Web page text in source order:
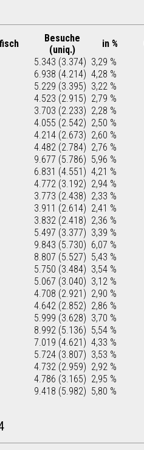
Besuche
(uniq.)
in %
5.343 (3.374) 3,29 %
6.938 (4.214) 4,28 %
5.229 (3.395) 3,22 %
4.523 (2.915) 2,79 %
3.703 (2.233) 2,28 %
4.055 (2.542) 2,50 %
4.214 (2.673) 2,60 %
4.482 (2.784) 2,76 %
9.677 (5.786) 5,96 %
6.831 (4.551) 4,21 %
4.772 (3.192) 2,94 %
3.773 (2.438) 2,33 %
3.911 (2.614) 2,41 %
3.832 (2.418) 2,36 %
5.497 (3.377) 3,39 %
9.843 (5.730) 6,07 %
8.807 (5.527) 5,43 %
5.750 (3.484) 3,54 %
5.067 (3.040) 3,12 %
4.708 (2.921) 2,90 %
4.642 (2.852) 2,86 %
5.999 (3.628) 3,70 %
8.992 (5.136) 5,54 %
7.019 (4.621) 4,33 %
5.724 (3.807) 3,53 %
4.732 (2.959) 2,92 %
4.786 (3.165) 2,95 %
9.418 (5.982) 5,80 %